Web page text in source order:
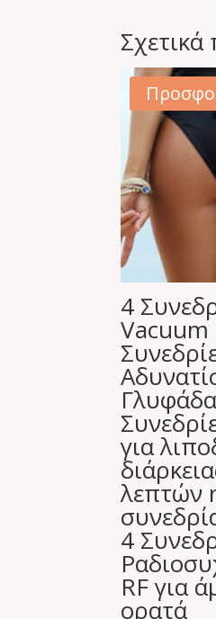
Σχετικά
4
Vacuum
για
λεπτών
4
RF για
ορατά